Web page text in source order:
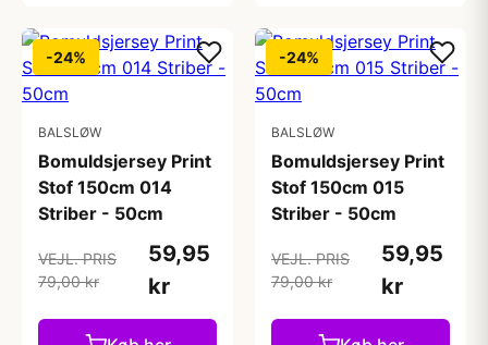
-24%
BALSLØW
Bomuldsjersey Print
Stof 150cm 014
Striber - 50cm
VEJL. PRIS
79,00 kr
59,95
kr
-24%
BALSLØW
Bomuldsjersey Print
Stof 150cm 015
Striber - 50cm
VEJL. PRIS
79,00 kr
59,95
kr